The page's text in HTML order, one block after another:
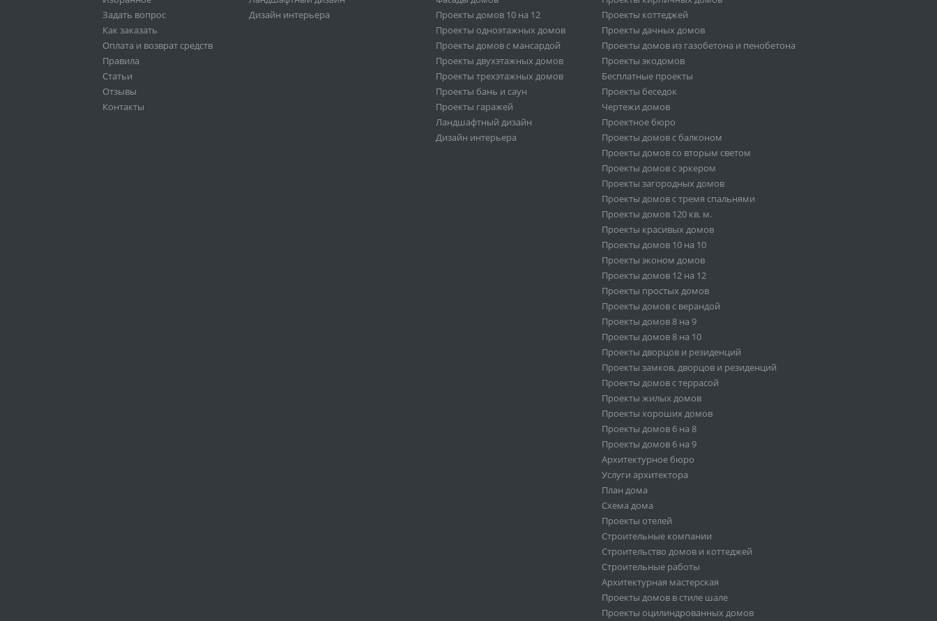
Задать вопрос
Как заказать
Оплата и возврат средств
Правила
Статьи
Отзывы
Контакты
Дизайн интерьера
Проекты домов 10 на 12
Проекты одноэтажных домов
Проекты домов с мансардой
Проекты двухэтажных домов
Проекты трехэтажных домов
Проекты бань и саун
Проекты гаражей
Ландшафтный дизайн
Дизайн интерьера
Проекты коттеджей
Проекты дачных домов
Проекты домов из газобетона и пенобетона
Проекты экодомов
Бесплатные проекты
Проекты беседок
Чертежи домов
Проектное бюро
Проекты домов с балконом
Проекты домов со вторым светом
Проекты домов с эркером
Проекты загородных домов
Проекты домов с тремя спальнями
Проекты домов 120 кв. м.
Проекты красивых домов
Проекты домов 10 на 10
Проекты эконом домов
Проекты домов 12 на 12
Проекты простых домов
Проекты домов с верандой
Проекты домов 8 на 9
Проекты домов 8 на 10
Проекты дворцов и резиденций
Проекты замков, дворцов и резиденций
Проекты домов с террасой
Проекты жилых домов
Проекты хороших домов
Проекты домов 6 на 8
Проекты домов 6 на 9
Архитектурное бюро
Услуги архитектора
План дома
Схема дома
Проекты отелей
Строительные компании
Строительство домов и коттеджей
Строительные работы
Архитектурная мастерская
Проекты домов в стиле шале
Проекты оцилиндрованных домов